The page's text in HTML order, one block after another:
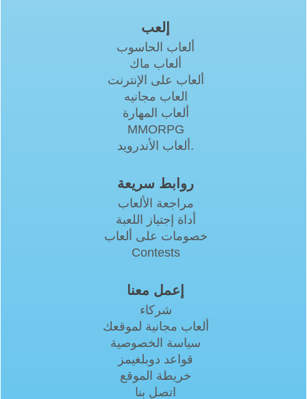
إلعب
ألعاب الحاسوب
ألعاب ماك
ألعاب على الإنترنت
العاب مجانيه
ألعاب المهارة
MMORPG
ألعاب الأندرويد.
روابط سريعة
مراجعة الألعاب
أداة إجتياز اللعبة
خصومات على ألعاب
Contests
إعمل معنا
شركاء
ألعاب مجانية لموقعك
سياسة الخصوصية
قواعد دوبلغيمز
خريطة الموقع
اتصل بنا